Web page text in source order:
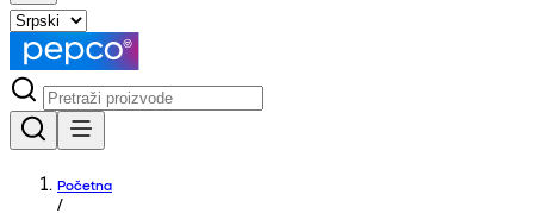
Početna
/